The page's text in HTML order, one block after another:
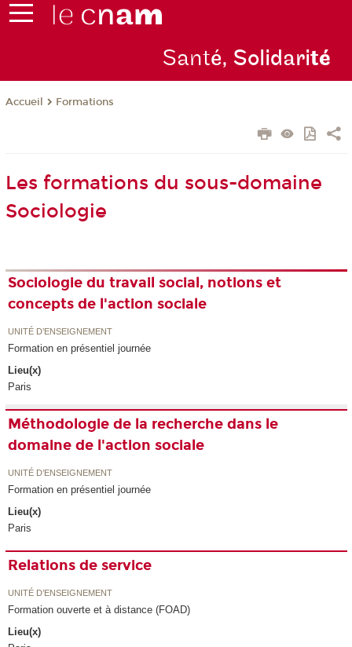
Santé, Solidarité
Accueil Formations
Les formations du sous-domaine
Sociologie
Sociologie du travail social, notions et
concepts de l'action sociale
UNITÉ D’ENSEIGNEMENT
Formation en présentiel journée
Lieu(x)
Paris
Méthodologie de la recherche dans le
domaine de l'action sociale
UNITÉ D’ENSEIGNEMENT
Formation en présentiel journée
Lieu(x)
Paris
Relations de service
UNITÉ D’ENSEIGNEMENT
Formation ouverte et à distance (FOAD)
Lieu(x)